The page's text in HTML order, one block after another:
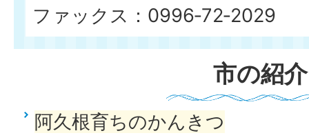
ファックス：0996‐72‐2029
市の紹介
阿久根育ちのかんきつ